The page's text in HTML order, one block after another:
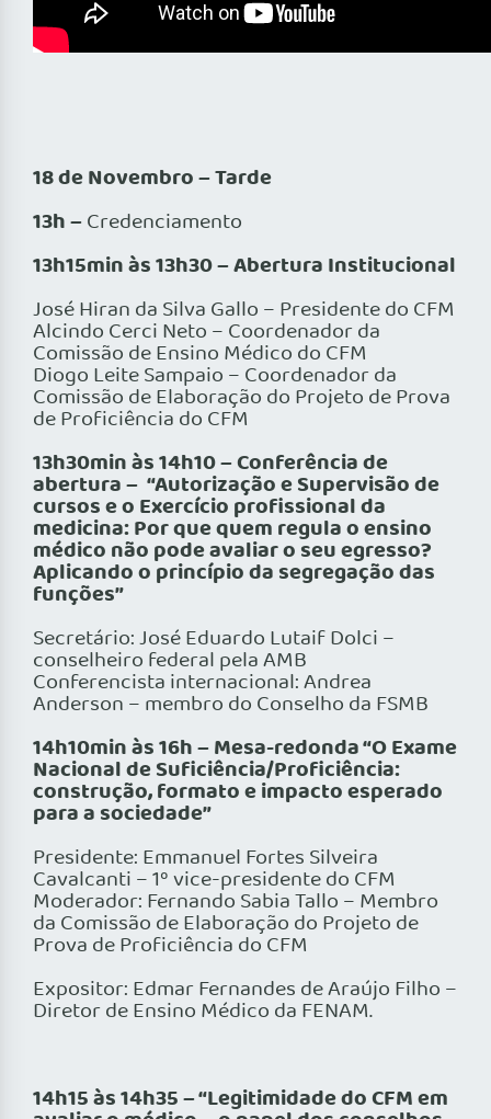
18 de Novembro – Tarde
13h –Credenciamento
13h15min às 13h30 –Abertura Institucional
José Hiran da Silva Gallo – Presidente do CFM
Alcindo Cerci Neto – Coordenador da
Comissão de Ensino Médico do CFM
Diogo Leite Sampaio – Coordenador da
Comissão de Elaboração do Projeto de Prova
de Proficiência do CFM
13h30min às 14h10 –Conferência de
abertura – “Autorização e Supervisão de
cursos e o Exercício profissional da
medicina: Por que quem regula o ensino
médico não pode avaliar o seu egresso?
Aplicando o princípio da segregação das
funções”
Secretário: José Eduardo Lutaif Dolci –
conselheiro federal pela AMB
Conferencista internacional: Andrea
Anderson – membro do Conselho da FSMB
14h10min às 16h – Mesa-redonda “O Exame
Nacional de Suficiência/Proficiência:
construção, formato e impacto esperado
para a sociedade”
Presidente: Emmanuel Fortes Silveira
Cavalcanti – 1º vice-presidente do CFM
Moderador: Fernando Sabia Tallo – Membro
da Comissão de Elaboração do Projeto de
Prova de Proficiência do CFM
Expositor: Edmar Fernandes de Araújo Filho –
Diretor de Ensino Médico da FENAM.
14h15 às 14h35 – “Legitimidade do CFM em